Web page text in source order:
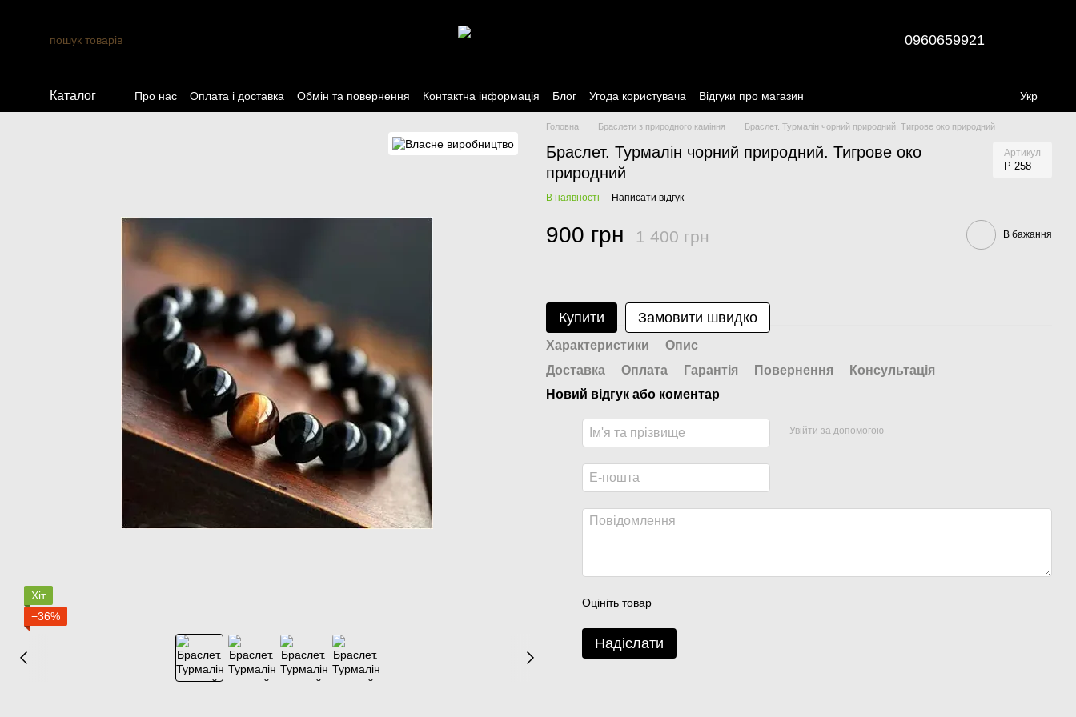
0960659921
Каталог Про нас Оплата і доставка Обмін та повернення Контактна інформація Блог Угода користувача Відгуки про магазин Укр
Хіт
−36%
Головна Браслети з природного каміння Браслет. Турмалін чорний природний. Тигрове око природний
Браслет. Турмалін чорний природний. Тигрове око
природний
Артикул
Р 258
В наявності Написати відгук
900 грн 1 400 грн В бажання
Купити Замовити швидко
Характеристики
Опис
Доставка
Оплата Гарантія Повернення
Консультація
Новий відгук або коментар
Увійти за допомогою
Оцініть товар
Надіслати